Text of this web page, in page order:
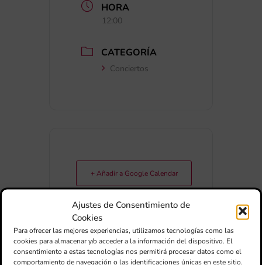
Ajustes de Consentimiento de
Cookies
Para ofrecer las mejores experiencias, utilizamos tecnologías como las
cookies para almacenar y/o acceder a la información del dispositivo. El
consentimiento a estas tecnologías nos permitirá procesar datos como el
comportamiento de navegación o las identificaciones únicas en este sitio.
HORA
12:00
CATEGORÍA
Conciertos
+ Añadir a Google Calendar
+ exportación iCal / Outlook